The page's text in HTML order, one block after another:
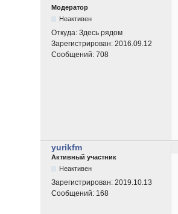
Модератор
Неактивен
Откуда:Здесь рядом
Зарегистрирован:2016.09.12
Сообщений:708
yurikfm
Активный участник
Неактивен
Зарегистрирован:2019.10.13
Сообщений: 168